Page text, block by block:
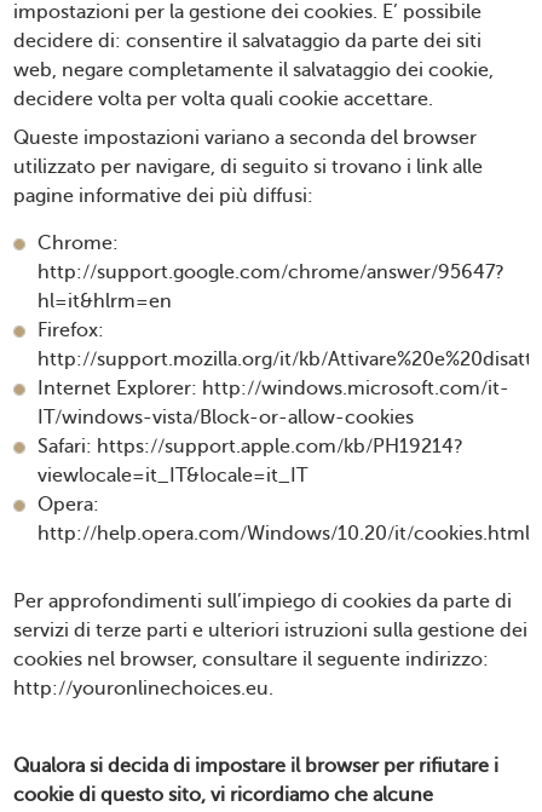
impostazioni per la gestione dei cookies. E’ possibile
decidere di: consentire il salvataggio da parte dei siti
web, negare completamente il salvataggio dei cookie,
decidere volta per volta quali cookie accettare.
Queste impostazioni variano a seconda del browser
utilizzato per navigare, di seguito si trovano i link alle
pagine informative dei più diffusi:
Chrome:
http://support.google.com/chrome/answer/95647?
hl=it&hlrm=en
Firefox:
http://support.mozilla.org/it/kb/
Internet Explorer: http://windows.microsoft.com/it-
IT/windows-vista/Block-or-allow-cookies
Safari: https://support.apple.com/kb/PH19214?
viewlocale=it_IT&locale=it_IT
Opera:
http://help.opera.com/Windows/10.20/it/cookies.html
Per approfondimenti sull’impiego di cookies da parte di
servizi di terze parti e ulteriori istruzioni sulla gestione dei
cookies nel browser, consultare il seguente indirizzo:
http://youronlinechoices.eu.
Qualora si decida di impostare il browser per rifiutare i
cookie di questo sito, vi ricordiamo che alcune